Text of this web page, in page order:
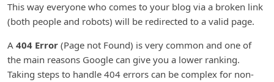
This way everyone who comes to your blog via a broken link
(both people and robots) will be redirected to a valid page.
A 404 Error (Page not Found) is very common and one of
the main reasons Google can give you a lower ranking.
Taking steps to handle 404 errors can be complex for non-